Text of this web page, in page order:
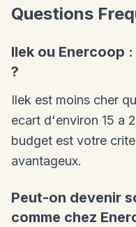
Questions
Ilek ou Enercoop
?
Ilek est moins cher
ecart d'environ 15 a
budget est votre
avantageux.
Peut-on devenir
comme chez